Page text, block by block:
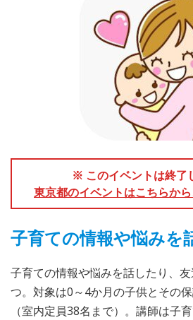
※ このイベントは終了
東京都のイベントはこちらから
子育ての情報や悩みを
子育ての情報や悩みを話したり、
つ。対象は0～4か月の子供とその
（室内定員38名まで）。講師は子